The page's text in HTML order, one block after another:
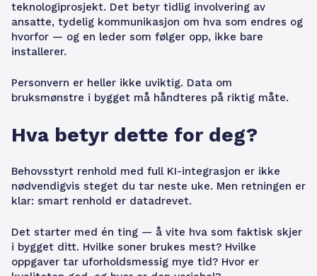
teknologiprosjekt. Det betyr tidlig involvering av
ansatte, tydelig kommunikasjon om hva som endres og
hvorfor — og en leder som følger opp, ikke bare
installerer.
Personvern er heller ikke uviktig. Data om
bruksmønstre i bygget må håndteres på riktig måte.
Hva betyr dette for deg?
Behovsstyrt renhold med full KI-integrasjon er ikke
nødvendigvis steget du tar neste uke. Men retningen er
klar: smart renhold er datadrevet.
Det starter med én ting — å vite hva som faktisk skjer
i bygget ditt. Hvilke soner brukes mest? Hvilke
oppgaver tar uforholdsmessig mye tid? Hvor er